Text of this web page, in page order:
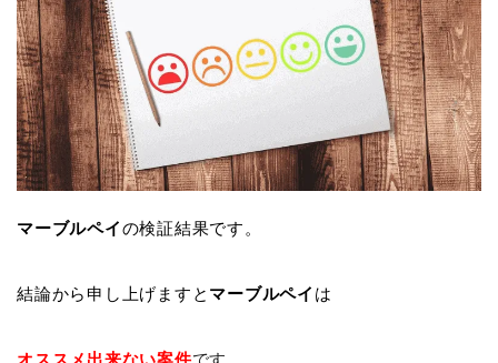
マーブルペイの検証結果です。
結論から申し上げますと マーブルペイ は
オススメ出来ない案件です。